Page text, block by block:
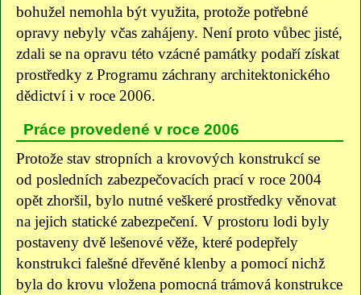
bohužel nemohla být využita, protože potřebné
opravy nebyly včas zahájeny. Není proto vůbec jisté,
zdali se na opravu této vzácné památky podaří získat
prostředky z Programu záchrany architektonického
dědictví i v roce 2006.
Práce provedené v roce 2006
Protože stav stropních a krovových konstrukcí se
od posledních zabezpečovacích prací v roce 2004
opět zhoršil, bylo nutné veškeré prostředky věnovat
na jejich statické zabezpečení. V prostoru lodi byly
postaveny dvě lešenové věže, které podepřely
konstrukci falešné dřevěné klenby a pomocí nichž
byla do krovu vložena pomocná trámová konstrukce